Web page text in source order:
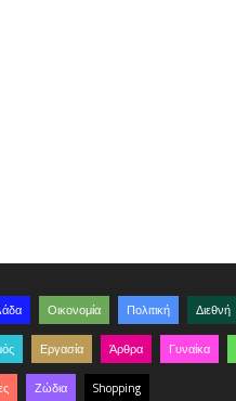
Οικονομία Πολιτική Διεθνή
Εργασία Άρθρα Γυναίκα
Ζώδια Shopping